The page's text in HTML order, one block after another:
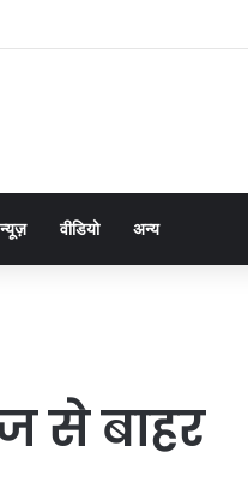
वीडियो अन्य
से बाहर